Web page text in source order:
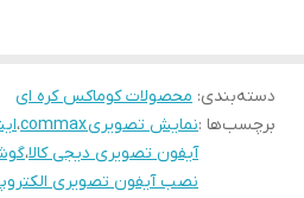
دسته‌بندی: محصولات کوماکس کره ای
برچسب‌ها :نمایش تصویری commax ،
آیفون تصویری دیجی کالا،
نصب آیفون تصویری